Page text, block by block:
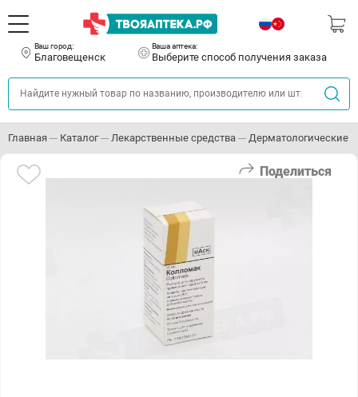
Ваш город:
Благовещенск
Ваша аптека:
Выберите способ получения заказа
Главная Каталог Лекарственные средства Дерматологические
Поделиться